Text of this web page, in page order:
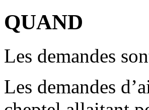
QUAND
Les demandes
Les demandes